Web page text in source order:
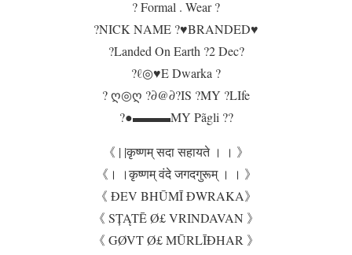
? Formal . Wear ?
?NICK NAME ?♥BRANDED♥
?Landed On Earth ?2 Dec?
?ℓ◎♥E Dwarka ?
? ღ◎ღ ?∂@∂?IS ?MY ?LIfe
?●▬▬▬MY Pãgli ??
《 | |कृष्णम् सदा सहायते । । 》
《। ।कृष्णम् वंदे जगदगुरूम् । । 》
《 ĐEV BHŪMĪ ĐWRAKA》
《 SȚĄTĒ Ø£ VRINDAVAN 》
《 GØVT Ø£ MŪRLĪĐHAR 》